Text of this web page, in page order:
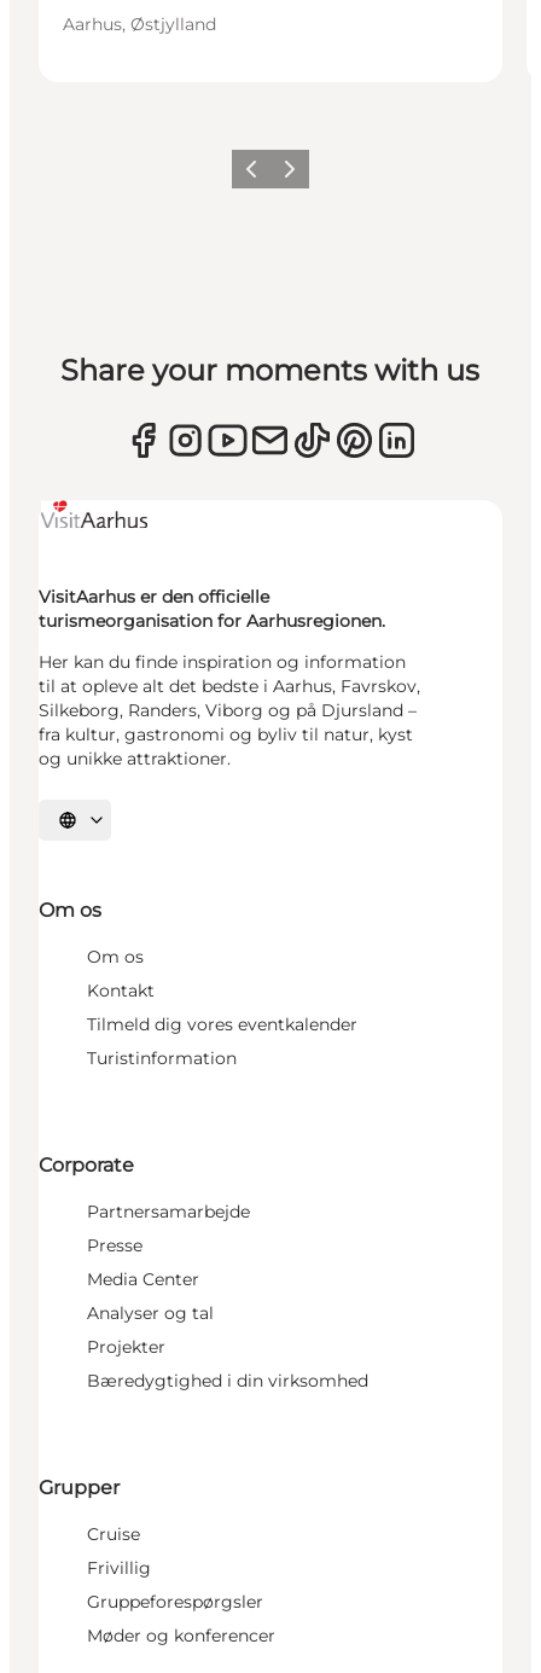
Aarhus, Østjylland
ForrigeNæste
Share your moments with us
VisitAarhus er den officielle
turismeorganisation for Aarhusregionen.
Her kan du finde inspiration og information
til at opleve alt det bedste i Aarhus, Favrskov,
Silkeborg, Randers, Viborg og på Djursland –
fra kultur, gastronomi og byliv til natur, kyst
og unikke attraktioner.
Vælg sprog
Om os
Om os
Kontakt
Tilmeld dig vores eventkalender
Turistinformation
Corporate
Partnersamarbejde
Presse
Media Center
Analyser og tal
Projekter
Bæredygtighed i din virksomhed
Grupper
Cruise
Frivillig
Gruppeforespørgsler
Møder og konferencer